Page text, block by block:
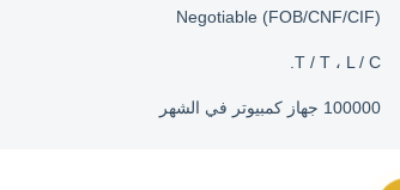
Negotiable (FOB/CNF/CIF)
T / T ، L / C.
100000 جهاز كمبيوتر في الشهر